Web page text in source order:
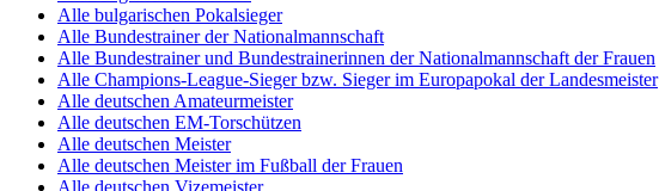
Alle bulgarischen Pokalsieger
Alle Bundestrainer der Nationalmannschaft
Alle Bundestrainer und Bundestrainerinnen der Nationalmannschaft der Frauen
Alle Champions-League-Sieger bzw. Sieger im Europapokal der Landesmeister
Alle deutschen Amateurmeister
Alle deutschen EM-Torschützen
Alle deutschen Meister
Alle deutschen Meister im Fußball der Frauen
Alle deutschen Vizemeister